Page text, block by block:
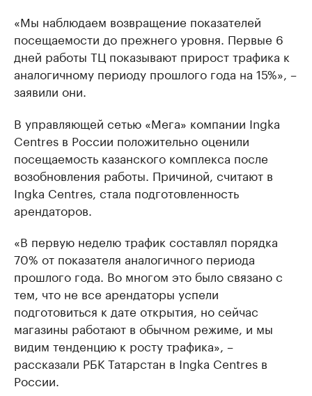
«Мы наблюдаем возвращение показателей
посещаемости до прежнего уровня. Первые 6
дней работы ТЦ показывают прирост трафика к
аналогичному периоду прошлого года на 15%», –
заявили они.
В управляющей сетью «Мега» компании Ingka
Centres в России положительно оценили
посещаемость казанского комплекса после
возобновления работы. Причиной, считают в
Ingka Centres, стала подготовленность
арендаторов.
«В первую неделю трафик составлял порядка
70% от показателя аналогичного периода
прошлого года. Во многом это было связано с
тем, что не все арендаторы успели
подготовиться к дате открытия, но сейчас
магазины работают в обычном режиме, и мы
видим тенденцию к росту трафика», –
рассказали РБК Татарстан в Ingka Centres в
России.